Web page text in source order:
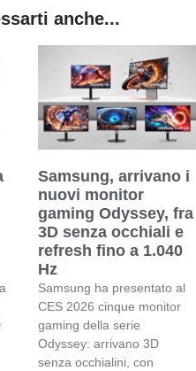
anche...
Samsung, arrivano i
nuovi monitor
gaming Odyssey, fra
3D senza occhiali e
refresh fino a 1.040
Hz
Samsung ha presentato al
CES 2026 cinque monitor
gaming della serie
Odyssey: arrivano 3D
senza occhialini, con